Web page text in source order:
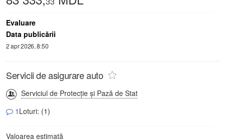
Evaluare
Data publicării
2 apr 2026, 8:50
Servicii de asigurare auto
Serviciul de Protecție și Pază de Stat
1 Loturi: (1)
Valoarea estimată